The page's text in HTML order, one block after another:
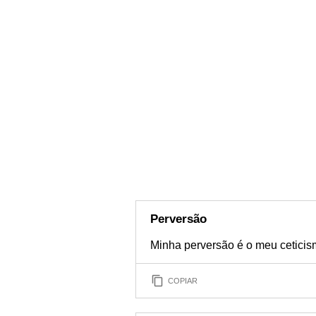
Perversão
Minha perversão é o meu
COPIAR